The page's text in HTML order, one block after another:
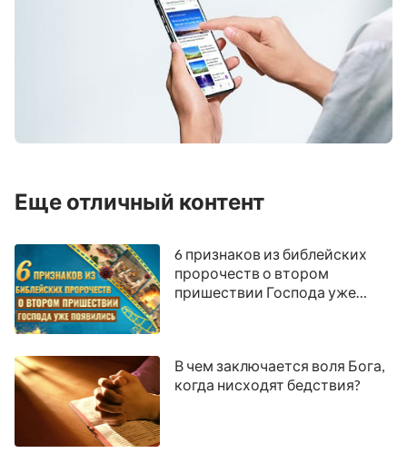
Еще отличный контент
6 признаков из библейских
пророчеств о втором
пришествии Господа уже
В чем заключается воля Бога,
когда нисходят бедствия?